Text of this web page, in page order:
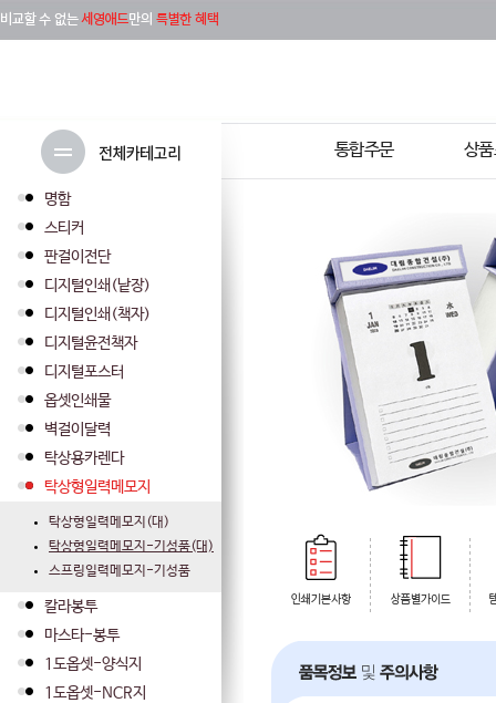
통합주문 상
명함
스티커
판걸이전단
디지털인쇄(낱장)
디지털인쇄(책자)
디지털윤전책자
디지털포스터
옵셋인쇄물
벽걸이달력
탁상용카렌다
탁상형일력메모지
탁상형일력메모지(대)
탁상형일력메모지-기성품(대)
스프링일력메모지-기성품
칼라봉투
마스타-봉투
1도옵셋-양식지
1도옵셋-NCR지